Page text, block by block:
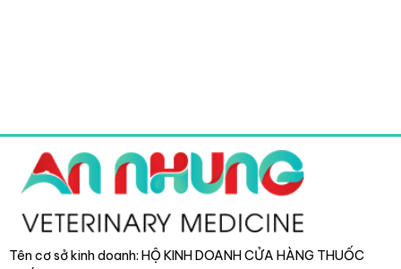
Tên cơ sở kinh doanh: HỘ KINH DOANH CỬA HÀNG THUỐC